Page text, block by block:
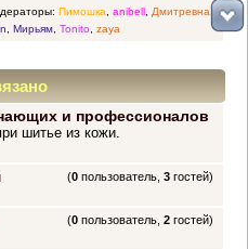
Пимошка anibell, Дмитревна ,
Мирьям, Tonito zaya
и профессионалов
шитье из кожи.
(0 пользователь,3 гостей)
(0 пользователь,2 гостей)